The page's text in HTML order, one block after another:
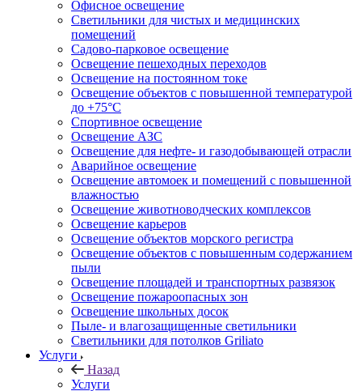
Офисное освещение
Светильники для чистых и медицинских
помещений
Садово-парковое освещение
Освещение пешеходных переходов
Освещение на постоянном токе
Освещение объектов с повышенной температурой
до +75°C
Спортивное освещение
Освещение АЗС
Освещение для нефте- и газодобывающей отрасли
Аварийное освещение
Освещение автомоек и помещений с повышенной
влажностью
Освещение животноводческих комплексов
Освещение карьеров
Освещение объектов морского регистра
Освещение объектов с повышенным содержанием
пыли
Освещение площадей и транспортных развязок
Освещение пожароопасных зон
Освещение школьных досок
Пыле- и влагозащищенные светильники
Светильники для потолков Griliato
Услуги
Назад
Услуги